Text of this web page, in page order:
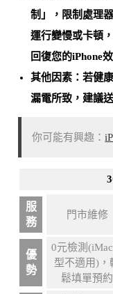
制」，限制處理
運行變慢或卡頓
回復您的iPhone
其他因素：若健
漏電所致 ，建議
你可能有興趣：
服
務
門市維修
優
勢
0元檢測
型不適用)，
鬆填單預約